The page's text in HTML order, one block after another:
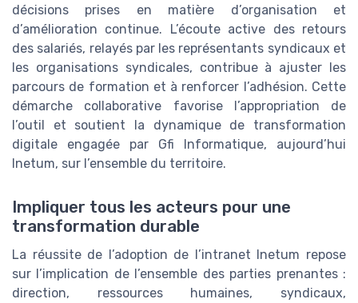
décisions prises en matière d’organisation et
d’amélioration continue. L’écoute active des retours
des salariés, relayés par les représentants syndicaux et
les organisations syndicales, contribue à ajuster les
parcours de formation et à renforcer l’adhésion. Cette
démarche collaborative favorise l’appropriation de
l’outil et soutient la dynamique de transformation
digitale engagée par Gfi Informatique, aujourd’hui
Inetum, sur l’ensemble du territoire.
Impliquer tous les acteurs pour une
transformation durable
La réussite de l’adoption de l’intranet Inetum repose
sur l’implication de l’ensemble des parties prenantes :
direction, ressources humaines, syndicaux,